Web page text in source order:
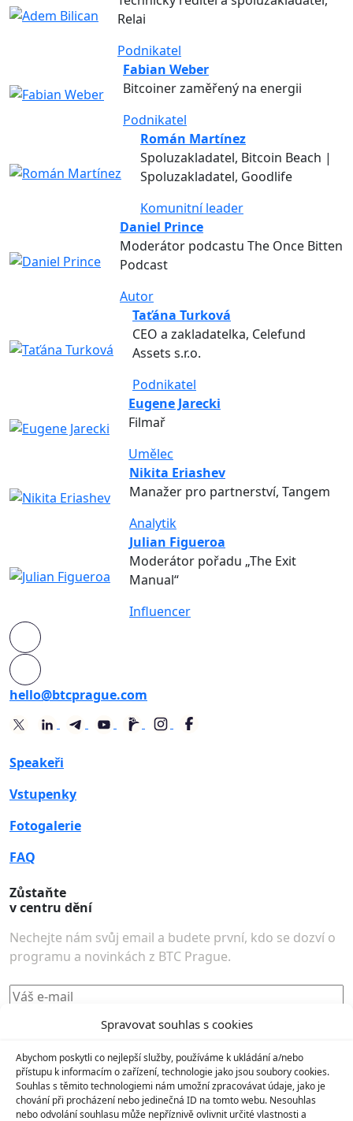
Spravovat souhlas s cookies
Abychom poskytli co nejlepší služby, používáme k ukládání a/nebo
přístupu k informacím o zařízení, technologie jako jsou soubory cookies.
Souhlas s těmito technologiemi nám umožní zpracovávat údaje, jako je
chování při procházení nebo jedinečná ID na tomto webu. Nesouhlas
nebo odvolání souhlasu může nepříznivě ovlivnit určité vlastnosti a
Relai
Podnikatel
Fabian Weber
Bitcoiner zaměřený na energii
Podnikatel
Román Martínez
Spoluzakladatel, Bitcoin Beach |
Spoluzakladatel, Goodlife
Komunitní leader
Daniel Prince
Moderátor podcastu The Once Bitten
Podcast
Autor
Taťána Turková
CEO a zakladatelka, Celefund
Assets s.r.o.
Podnikatel
Eugene Jarecki
Filmař
Umělec
Nikita Eriashev
Manažer pro partnerství, Tangem
Analytik
Julian Figueroa
Moderátor pořadu „The Exit
Manual“
Influencer
hello@btcprague.com
Speakeři
Vstupenky
Fotogalerie
FAQ
Zůstaňte
v centru dění
Nechejte nám svůj email a budete první, kdo se dozví o
programu a novinkách z BTC Prague.
I agree to theVšeobecné obchodní podmínky
GDPR.